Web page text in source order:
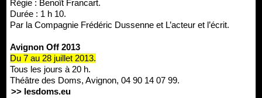
Régie : Benoît Francart.
Durée : 1 h 10.
Par la Compagnie Frédéric Dussenne et L’acteur et l’écrit.
Avignon Off 2013
Du 7 au 28 juillet 2013.
Tous les jours à 20 h.
Théâtre des Doms, Avignon, 04 90 14 07 99.
>> lesdoms.eu